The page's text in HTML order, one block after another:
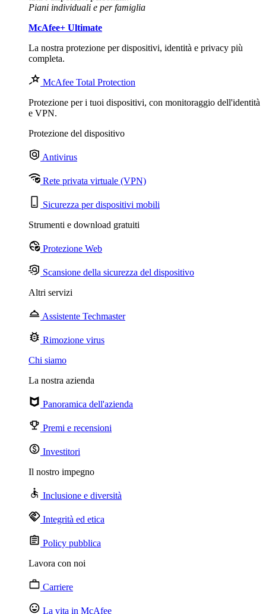
Piani individuali e per famiglia
McAfee+ Ultimate
La nostra protezione per dispositivi, identità e privacy più
completa.
McAfee Total Protection
Protezione per i tuoi dispositivi, con monitoraggio dell'identità
e VPN.
Protezione del dispositivo
Antivirus
Rete privata virtuale (VPN)
Sicurezza per dispositivi mobili
Strumenti e download gratuiti
Protezione Web
Scansione della sicurezza del dispositivo
Altri servizi
Assistente Techmaster
Rimozione virus
Chi siamo
La nostra azienda
Panoramica dell'azienda
Premi e recensioni
Investitori
Il nostro impegno
Inclusione e diversità
Integrità ed etica
Policy pubblica
Lavora con noi
Carriere
La vita in McAfee